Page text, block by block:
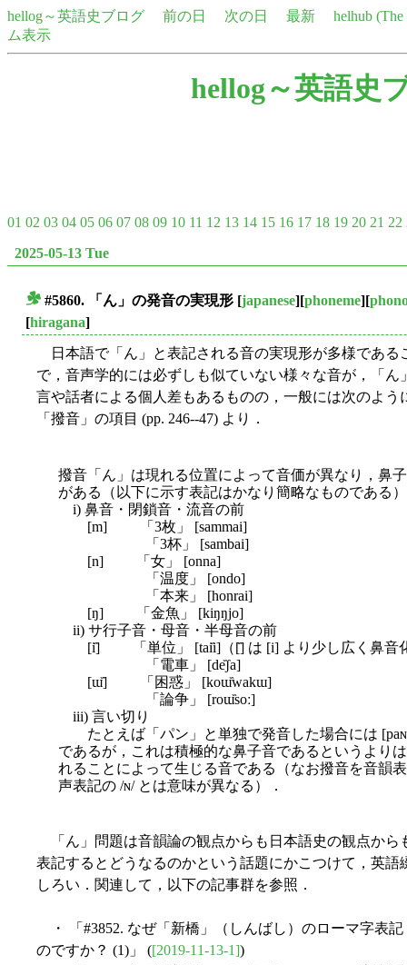
hellog～英語史ブログ 前の日 次の日 最新
helhub
ム表示
hellog～英語史
01 02 03 04 05 06 07 08 09 10 11 12 13 14 15 16 17 18 19 20 21 22
2025-05-13 Tue
#5860. 「ん」の発音の実現形 [japanese][phoneme][
[hiragana]
日本語で「ん」と表記される音の実現形が多様である
で，音声学的には必ずしも似ていない様々な音が，「
言や話者による個人差もあるものの，一般には次のよ
「撥音」の項目 (pp. 246--47) より．
撥音「ん」は現れる位置によって音価が異なり，鼻
がある（以下に示す表記はかなり簡略なものである
i) 鼻音・閉鎖音・流音の前
[m] 「3枚」 [sammai]
「3杯」 [sambai]
[n] 「女」 [onna]
「温度」 [ondo]
「本来」 [honrai]
[ŋ] 「金魚」 [kiŋŋjo]
ii) サ行子音・母音・半母音の前
[i᷈] 「単位」 [tai᷈i]（[᷈] は [i] より少し広く鼻音
「電車」 [de᷈ʃa]
[ɯ᷈] 「困惑」 [koɯ᷈wakɯ]
「論争」 [roɯ᷈soː]
iii) 言い切り
たとえば「パン」と単独で発音した場合には
であるが，これは積極的な鼻子音であるというより
れることによって生じる音である（なお撥音を音韻
声表記の /ɴ/ とは意味が異なる）．
「ん」問題は音韻論の観点からも日本語史の観点から
表記するとどうなるのかという話題にかこつけて，英
しろい．関連して，以下の記事群を参照．
・ 「#3852. なぜ「新橋」（しんばし）のローマ字表記
のですか？ (1)」 ([2019-11-13-1])